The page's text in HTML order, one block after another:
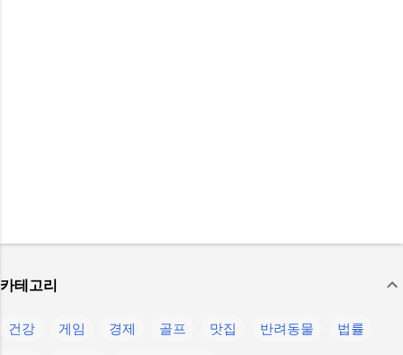
카테고리
건강 게임 경제 골프 맛집 반려동물
법률